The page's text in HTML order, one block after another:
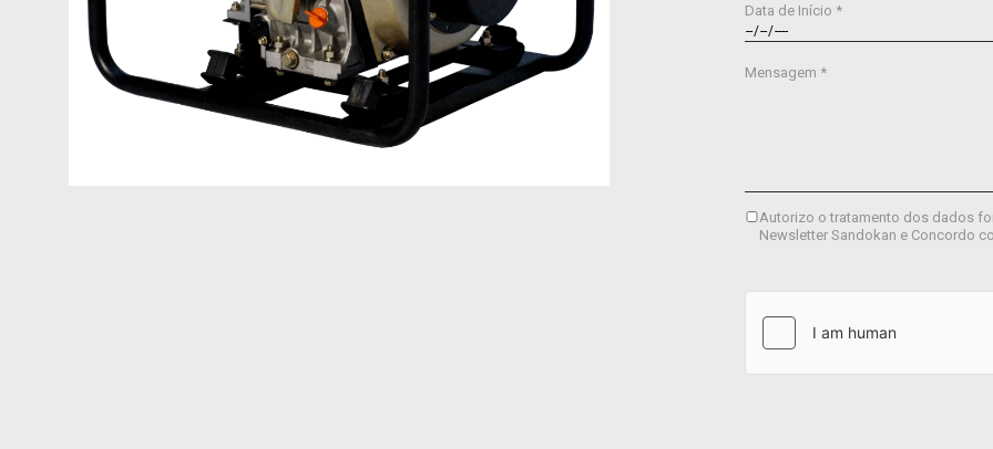
Data de Início *
Mensagem *
Autorizo o tratamento dos dados
Newsletter Sandokan e Concordo